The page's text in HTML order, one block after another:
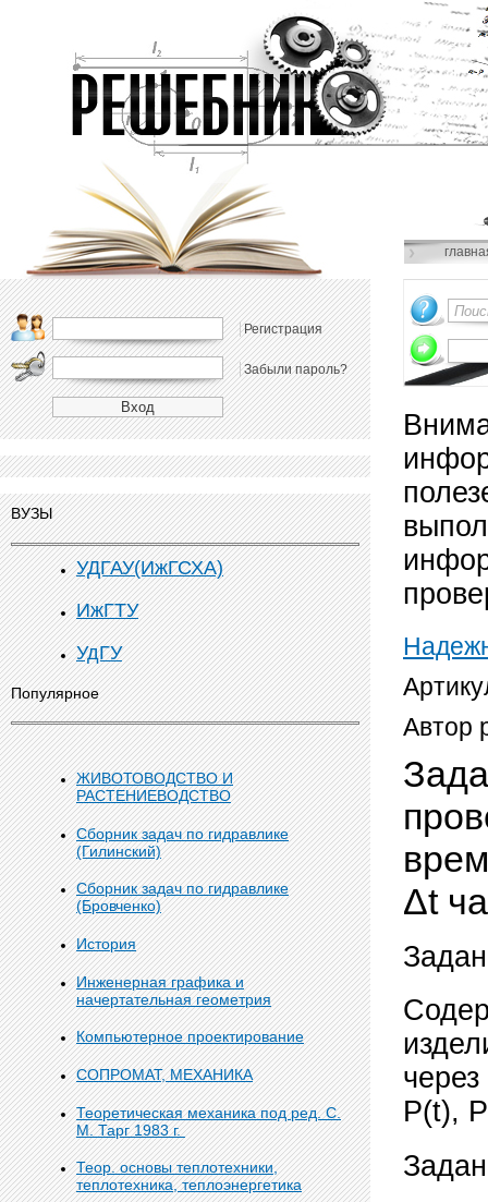
Регистрация
Забыли пароль?
ВУЗЫ
УДГАУ(ИжГСХА)
ИжГТУ
УдГУ
Популярное
ЖИВОТОВОДСТВО И
РАСТЕНИЕВОДСТВО
Сборник задач по гидравлике
(Гилинский)
Сборник задач по гидравлике
(Бровченко)
История
Инженерная графика и
начертательная геометрия
Компьютерное проектирование
СОПРОМАТ, МЕХАНИКА
Теоретическая механика под ред. С.
М. Тарг 1983 г.
Теор. основы теплотехники,
теплотехника, теплоэнергетика
Автор
Δt
Р(t),